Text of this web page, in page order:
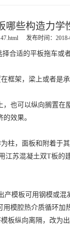
哪些构造力学
发布时间：
合适的平板拖车或
框架，梁上或者是
，也可以纵向搁置
效果。
柱，面板和附着于
苏混凝土双T板
模板可用钢模或
模腔热介质循环加
板纵向离隔，改为